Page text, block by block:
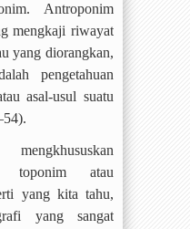
Antroponim
mengkaji riwayat
yang diorangkan,
pengetahuan
asal-usul suatu
toponim atau
yang kita tahu,
yang sangat